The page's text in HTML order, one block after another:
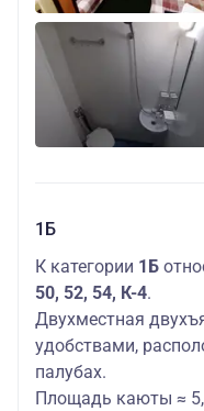
1Б
К категории 1Б
50, 52, 54, К-4.
Двухместная
удобствами,
палубах.
Площадь каюты ≈